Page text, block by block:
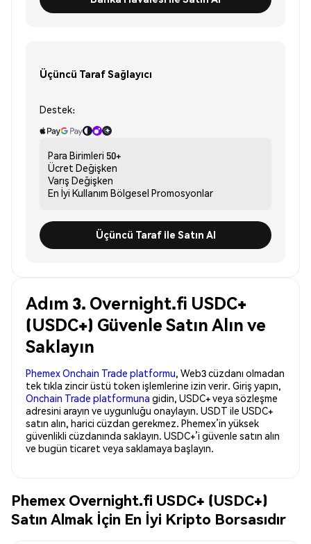
Üçüncü Taraf Sağlayıcı
Destek:
Para Birimleri 50+
Ücret Değişken
Varış Değişken
En İyi Kullanım Bölgesel Promosyonlar
Üçüncü Taraf ile Satın Al
Adım 3. Overnight.fi USDC+
(USDC+) Güvenle Satın Alın ve
Saklayın
Phemex Onchain Trade platformu, Web3 cüzdanı olmadan
tek tıkla zincir üstü token işlemlerine izin verir. Giriş yapın,
Onchain Trade platformuna gidin, USDC+ veya sözleşme
adresini arayın ve uygunluğu onaylayın. USDT ile USDC+
satın alın, harici cüzdan gerekmez. Phemex’in yüksek
güvenlikli cüzdanında saklayın. USDC+’i güvenle satın alın
ve bugün ticaret veya saklamaya başlayın.
Phemex Overnight.fi USDC+ (USDC+)
Satın Almak İçin En İyi Kripto Borsasıdır